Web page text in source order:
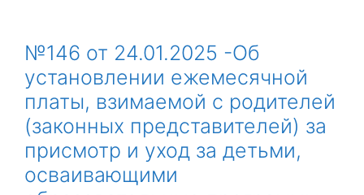
№146 от 24.01.2025 -Об
установлении ежемесячной
платы, взимаемой с родителей
(законных представителей) за
присмотр и уход за детьми,
осваивающими